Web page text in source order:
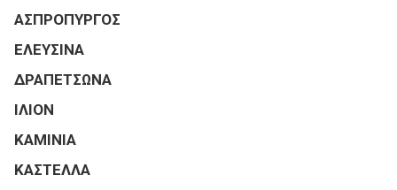
ΑΣΠΡΟΠΥΡΓΟΣ
ΕΛΕΥΣΙΝΑ
ΔΡΑΠΕΤΣΩΝΑ
ΙΛΙΟΝ
ΚΑΜΙΝΙΑ
ΚΑΣΤΕΛΛΑ